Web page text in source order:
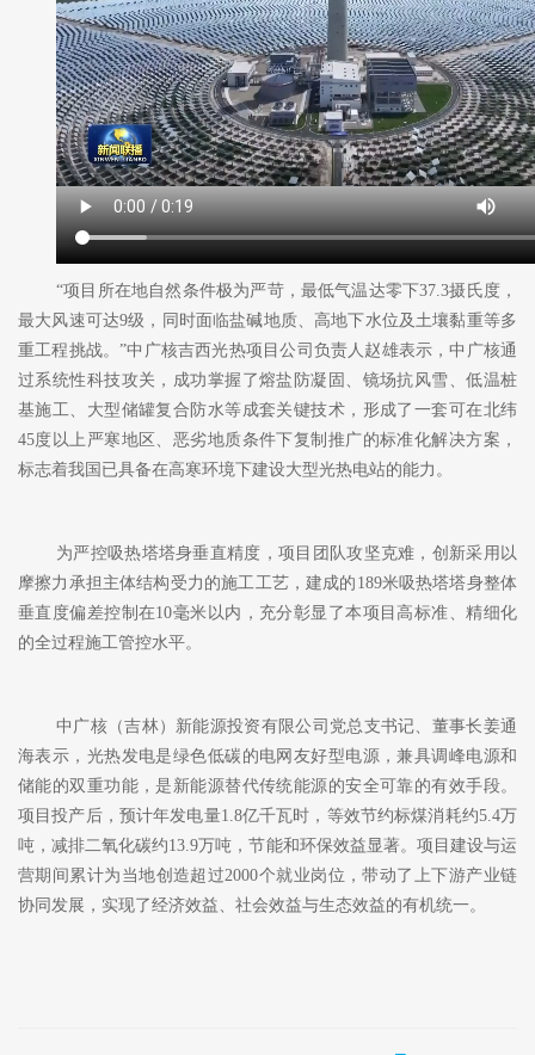
“项目所在地自然条件极为严苛，最低气温达零下37.3摄氏度，
最大风速可达9级，同时面临盐碱地质、高地下水位及土壤黏重等多
重工程挑战。”中广核吉西光热项目公司负责人赵雄表示，中广核通
过系统性科技攻关，成功掌握了熔盐防凝固、镜场抗风雪、低温桩
基施工、大型储罐复合防水等成套关键技术，形成了一套可在北纬
45度以上严寒地区、恶劣地质条件下复制推广的标准化解决方案，
标志着我国已具备在高寒环境下建设大型光热电站的能力。
为严控吸热塔塔身垂直精度，项目团队攻坚克难，创新采用以
摩擦力承担主体结构受力的施工工艺，建成的 189米吸热塔塔身整体
垂直度偏差控制在10毫米以内，充分彰显了本项目高标准、精细化
的全过程施工管控水平。
中广核（吉林）新能源投资有限公司党总支书记、董事长姜通
海表示，光热发电是绿色低碳的电网友好型电源，兼具调峰电源和
储能的双重功能，是新能源替代传统能源的安全可靠的有效手段。
项目投产后，预计年发电量1.8亿千瓦时，等效节约标煤消耗约5.4万
吨，减排二氧化碳约13.9万吨，节能和环保效益显著。项目建设与运
营期间累计为当地创造超过2000个就业岗位，带动了上下游产业链
协同发展，实现了经济效益、社会效益与生态效益的有机统一。